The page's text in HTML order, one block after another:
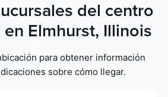
del centro
Elmhurst, Illinois
para obtener información
sobre cómo llegar.